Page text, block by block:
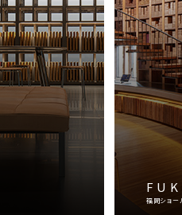
福岡ショー